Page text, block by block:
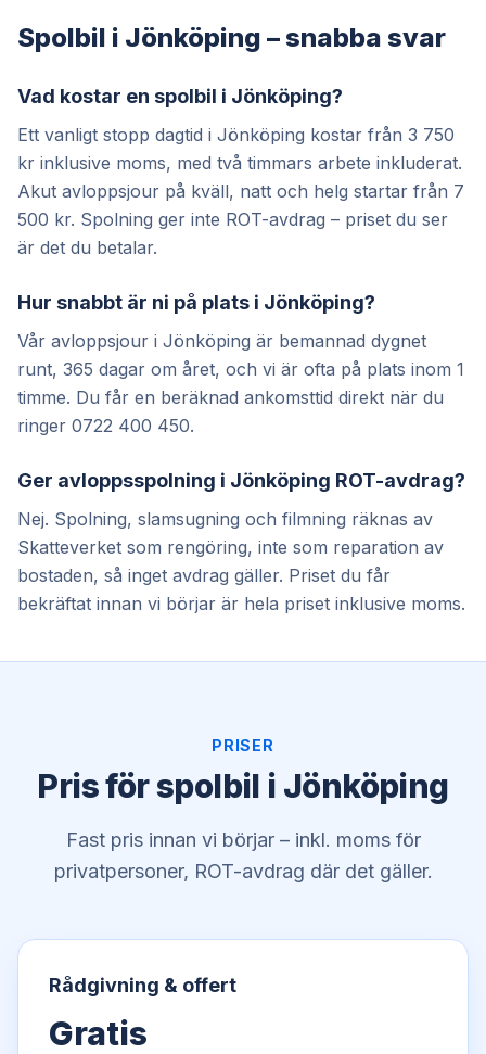
Spolbil i Jönköping – snabba svar
Vad kostar en spolbil i Jönköping?
Ett vanligt stopp dagtid i Jönköping kostar från 3 750
kr inklusive moms, med två timmars arbete inkluderat.
Akut avloppsjour på kväll, natt och helg startar från 7
500 kr. Spolning ger inte ROT-avdrag – priset du ser
är det du betalar.
Hur snabbt är ni på plats i Jönköping?
Vår avloppsjour i Jönköping är bemannad dygnet
runt, 365 dagar om året, och vi är ofta på plats inom 1
timme. Du får en beräknad ankomsttid direkt när du
ringer 0722 400 450.
Ger avloppsspolning i Jönköping ROT-avdrag?
Nej. Spolning, slamsugning och filmning räknas av
Skatteverket som rengöring, inte som reparation av
bostaden, så inget avdrag gäller. Priset du får
bekräftat innan vi börjar är hela priset inklusive moms.
PRISER
Pris för spolbil i Jönköping
Fast pris innan vi börjar – inkl. moms för
privatpersoner, ROT-avdrag där det gäller.
Rådgivning & offert
Gratis